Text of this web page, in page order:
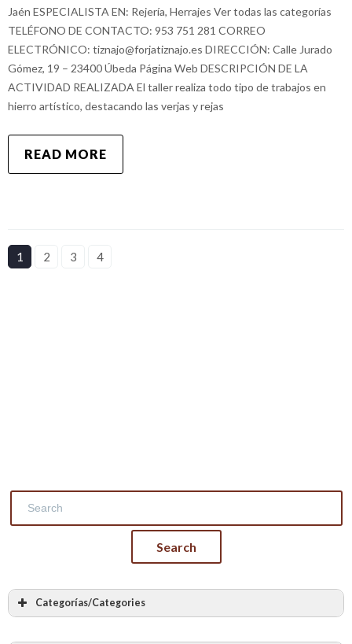
Jaén ESPECIALISTA EN: Rejería, Herrajes Ver todas las categorías
TELÉFONO DE CONTACTO: 953 751 281 CORREO
ELECTRÓNICO: tiznajo@forjatiznajo.es DIRECCIÓN: Calle Jurado
Gómez, 19 – 23400 Úbeda Página Web DESCRIPCIÓN DE LA
ACTIVIDAD REALIZADA El taller realiza todo tipo de trabajos en
hierro artístico, destacando las verjas y rejas
READ MORE
1 2 3 4
Categorías/Categories